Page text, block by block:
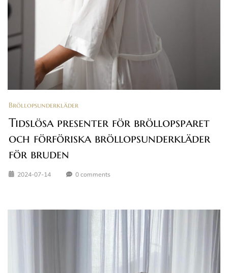
Bröllopsunderkläder
Tidslösa presenter för bröllopsparet
och förföriska bröllopsunderkläder
för bruden
2024-07-14 0 comments